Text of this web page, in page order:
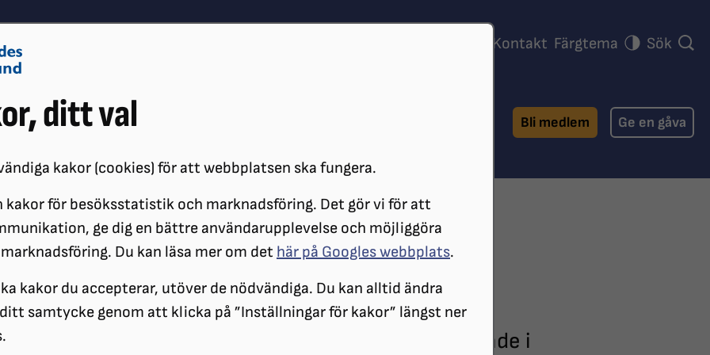
ditt val
kakor (cookies) för att webbplatsen ska fungera.
kakor för besöksstatistik och marknadsföring. Det gör vi för att
ge dig en bättre användarupplevelse och möjliggöra
Du kan läsa mer om det här på Googles webbplats.
kakor du accepterar, utöver de nödvändiga. Du kan alltid ändra
samtycke genom att klicka på ”Inställningar för kakor” längst ner
Kontakt Färgtema Sök
Påverkansarbete
Bli medlem Ge en gåva
DISTRIKT SRF ÖSTERGÖTLAND STIFTELSER
Ansökningar
Här finner du länkar dit du som synskadad boende i